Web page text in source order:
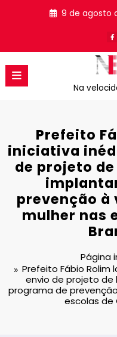
9 de agosto
Na
Prefeito
iniciativa
de projeto
prevenção
mulher nas
Página
Prefeito Fábio Rolim
envio de projeto de
programa de
escolas de